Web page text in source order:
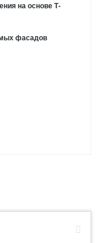
на основе Т-
фасадов